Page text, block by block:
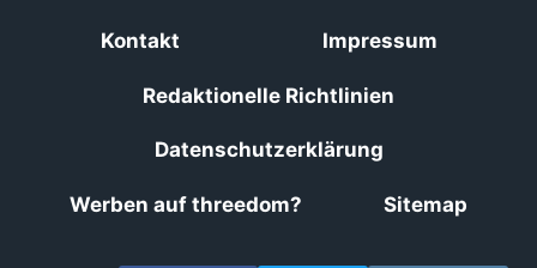
Kontakt Impressum
Redaktionelle Richtlinien
Datenschutzerklärung
Werben auf threedom? Sitemap